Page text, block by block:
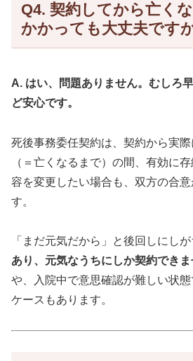
Q4. 契約してから亡く
かかっても大丈夫です
A. はい、問題ありません。むしろ
ど安心です。
死後事務委任契約は、契約から実
（＝亡くなるまで）の間、有効に
容を変更したい場合も、双方の合
す。
「まだ元気だから」と後回しにしが
あり、元気なうちにしか契約でき
や、入院中で意思確認が難しい状
ケースもあります。